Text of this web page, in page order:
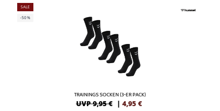
SALE
-50%
TRAININGS SOCKEN (3-ER PACK)
UVP 9,95 € | 4,95 €